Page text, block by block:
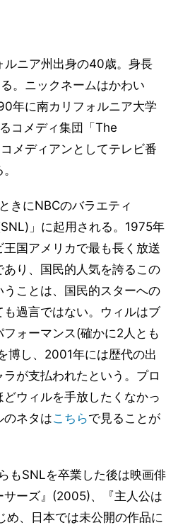
ニア州出身の40歳。身長
。ニックネームはかわい
年に南カリフォルニア大学
コメディ集団「The
メディアンとしてテレビ番
きにNBCのバラエティ
」に起用される。1975年
国アメリカで最も長く放送
り、国民的人気を誇るこの
うことは、国民的スターへの
過言ではない。ウィルはブ
ォーマンス(確かに2人とも
博し、2001年には歴代の出
が支払われたという。プロ
ウィルを手放したくなかっ
のネタはこちらで見ることが
もSNLを卒業した後は映画俳
サーズ』(2005)、『主人公は
、日本では未公開の作品に